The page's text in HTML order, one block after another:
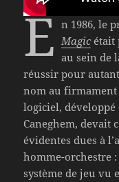
E n 1986, le
Magicétait
au sein de
réussir pour
nom au
logiciel,
Caneghem, devait
évidentes dues à
homme-orchestre
système de jeu vu